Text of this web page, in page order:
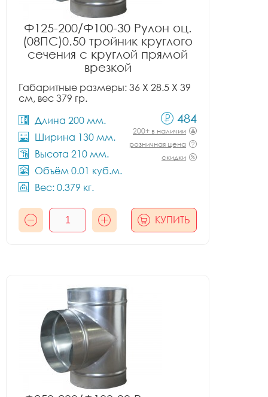
Ф125-200/Ф100-30 Рулон оц.
(08ПС)0.50 тройник круглого
сечения с круглой прямой
врезкой
Габаритные размеры: 36 X 28.5 X 39
см, вес 379 гр.
Длина 200 мм.
Ширина 130 мм.
Высота 210 мм.
Объём 0.01 куб.м.
Вес: 0.379 кг.
484
200+ в наличии
розничная цена
скидки
КУПИТЬ